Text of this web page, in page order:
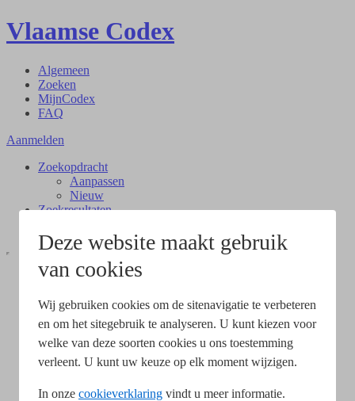
Deze website maakt gebruik
van cookies
Wij gebruiken cookies om de sitenavigatie te verbeteren
en om het sitegebruik te analyseren. U kunt kiezen voor
welke van deze soorten cookies u ons toestemming
verleent. U kunt uw keuze op elk moment wijzigen.
In onze cookieverklaring vindt u meer informatie.
Vlaamse Codex
Algemeen
Zoeken
MijnCodex
FAQ
Aanmelden
Zoekopdracht
Aanpassen
Nieuw
Zoekresultaten